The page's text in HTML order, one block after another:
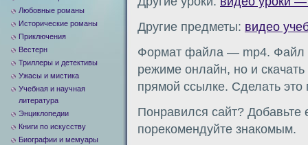
Другие предметы: видео
Формат файла — mp4. Файл
режиме онлайн, но и
прямой ссылке. Сделать
Понравился сайт? Добавьте
порекомендуйте знакомым.
Любовные романы
Исторические романы
Приключения
Вестерн
Триллеры и детективы
Ужасы и мистика
Учебная и научная
литература
Энциклопедии
Книги по искусству
Биографии и мемуары